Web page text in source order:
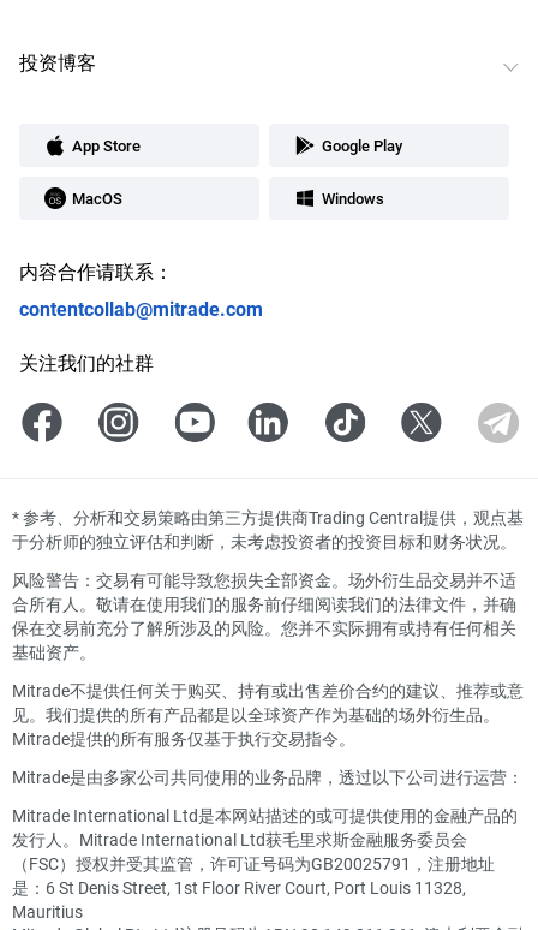
投资博客
App Store Google Play
MacOS Windows
内容合作请联系：
contentcollab@mitrade.com
关注我们的社群
*参考、分析和交易策略由第三方提供商Trading Central提供，观点基
于分析师的独立评估和判断，未考虑投资者的投资目标和财务状况。
风险警告：交易有可能导致您损失全部资金。场外衍生品交易并不适
合所有人。敬请在使用我们的服务前仔细阅读我们的法律文件，并确
保在交易前充分了解所涉及的风险。您并不实际拥有或持有任何相关
基础资产。
Mitrade不提供任何关于购买、持有或出售差价合约的建议、推荐或意
见。我们提供的所有产品都是以全球资产作为基础的场外衍生品。
Mitrade提供的所有服务仅基于执行交易指令。
Mitrade是由多家公司共同使用的业务品牌，透过以下公司进行运营：
Mitrade International Ltd是本网站描述的或可提供使用的金融产品的
发行人。Mitrade International Ltd获毛里求斯金融服务委员会
（FSC）授权并受其监管，许可证号码为GB20025791，注册地址
是：6 St Denis Street, 1st Floor River Court, Port Louis 11328,
Mauritius